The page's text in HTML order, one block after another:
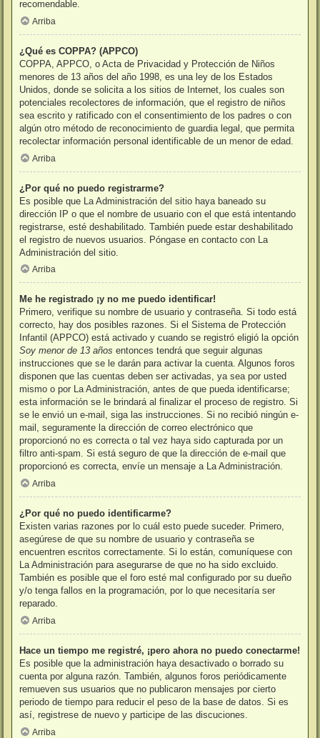
recomendable.
Arriba
¿Qué es COPPA? (APPCO)
COPPA, APPCO, o Acta de Privacidad y Protección de Niños
menores de 13 años del año 1998, es una ley de los Estados
Unidos, donde se solicita a los sitios de Internet, los cuales son
potenciales recolectores de información, que el registro de niños
sea escrito y ratificado con el consentimiento de los padres o con
algún otro método de reconocimiento de guardia legal, que permita
recolectar información personal identificable de un menor de edad.
Arriba
¿Por qué no puedo registrarme?
Es posible que La Administración del sitio haya baneado su
dirección IP o que el nombre de usuario con el que está intentando
registrarse, esté deshabilitado. También puede estar deshabilitado
el registro de nuevos usuarios. Póngase en contacto con La
Administración del sitio.
Arriba
Me he registrado ¡y no me puedo identificar!
Primero, verifique su nombre de usuario y contraseña. Si todo está
correcto, hay dos posibles razones. Si el Sistema de Protección
Infantil (APPCO) está activado y cuando se registró eligió la opción
Soy menor de 13 años entonces tendrá que seguir algunas
instrucciones que se le darán para activar la cuenta. Algunos foros
disponen que las cuentas deben ser activadas, ya sea por usted
mismo o por La Administración, antes de que pueda identificarse;
esta información se le brindará al finalizar el proceso de registro. Si
se le envió un e-mail, siga las instrucciones. Si no recibió ningún e-
mail, seguramente la dirección de correo electrónico que
proporcionó no es correcta o tal vez haya sido capturada por un
filtro anti-spam. Si está seguro de que la dirección de e-mail que
proporcionó es correcta, envíe un mensaje a La Administración.
Arriba
¿Por qué no puedo identificarme?
Existen varias razones por lo cuál esto puede suceder. Primero,
asegúrese de que su nombre de usuario y contraseña se
encuentren escritos correctamente. Si lo están, comuníquese con
La Administración para asegurarse de que no ha sido excluido.
También es posible que el foro esté mal configurado por su dueño
y/o tenga fallos en la programación, por lo que necesitaría ser
reparado.
Arriba
Hace un tiempo me registré, ¡pero ahora no puedo conectarme!
Es posible que la administración haya desactivado o borrado su
cuenta por alguna razón. También, algunos foros periódicamente
remueven sus usuarios que no publicaron mensajes por cierto
periodo de tiempo para reducir el peso de la base de datos. Si es
así, registrese de nuevo y participe de las discuciones.
Arriba